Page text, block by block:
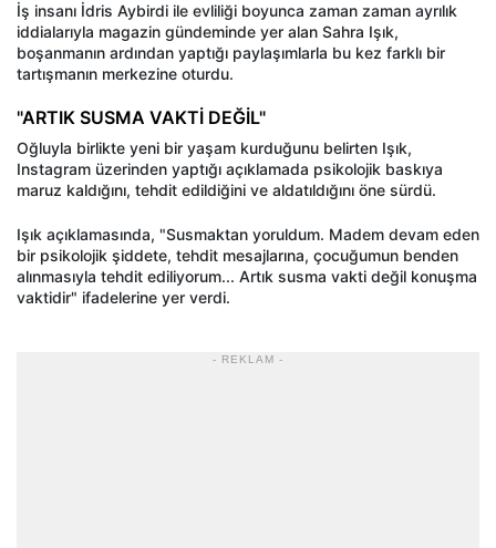
İş insanı İdris Aybirdi ile evliliği boyunca zaman zaman ayrılık
iddialarıyla magazin gündeminde yer alan Sahra Işık,
boşanmanın ardından yaptığı paylaşımlarla bu kez farklı bir
tartışmanın merkezine oturdu.
"ARTIK SUSMA VAKTİ DEĞİL"
Oğluyla birlikte yeni bir yaşam kurduğunu belirten Işık,
Instagram üzerinden yaptığı açıklamada psikolojik baskıya
maruz kaldığını, tehdit edildiğini ve aldatıldığını öne sürdü.
Işık açıklamasında, "Susmaktan yoruldum. Madem devam eden
bir psikolojik şiddete, tehdit mesajlarına, çocuğumun benden
alınmasıyla tehdit ediliyorum... Artık susma vakti değil konuşma
vaktidir" ifadelerine yer verdi.
- REKLAM -